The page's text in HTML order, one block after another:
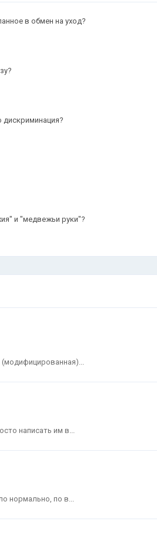
в обмен на уход?
и "медвежьи руки"?
(модифицированная)...
написать им в...
нормально, по в...